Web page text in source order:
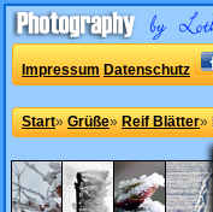
Impressum Datenschutz
Start» Grüße» Reif Blätter»